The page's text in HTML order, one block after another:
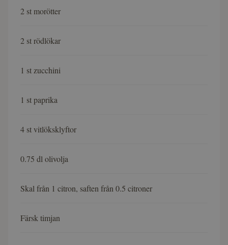
2 st morötter
2 st rödlökar
1 st zucchini
1 st paprika
4 st vitlöksklyftor
0.75 dl olivolja
Skal från 1 citron, saften från 0.5 citroner
Färsk timjan